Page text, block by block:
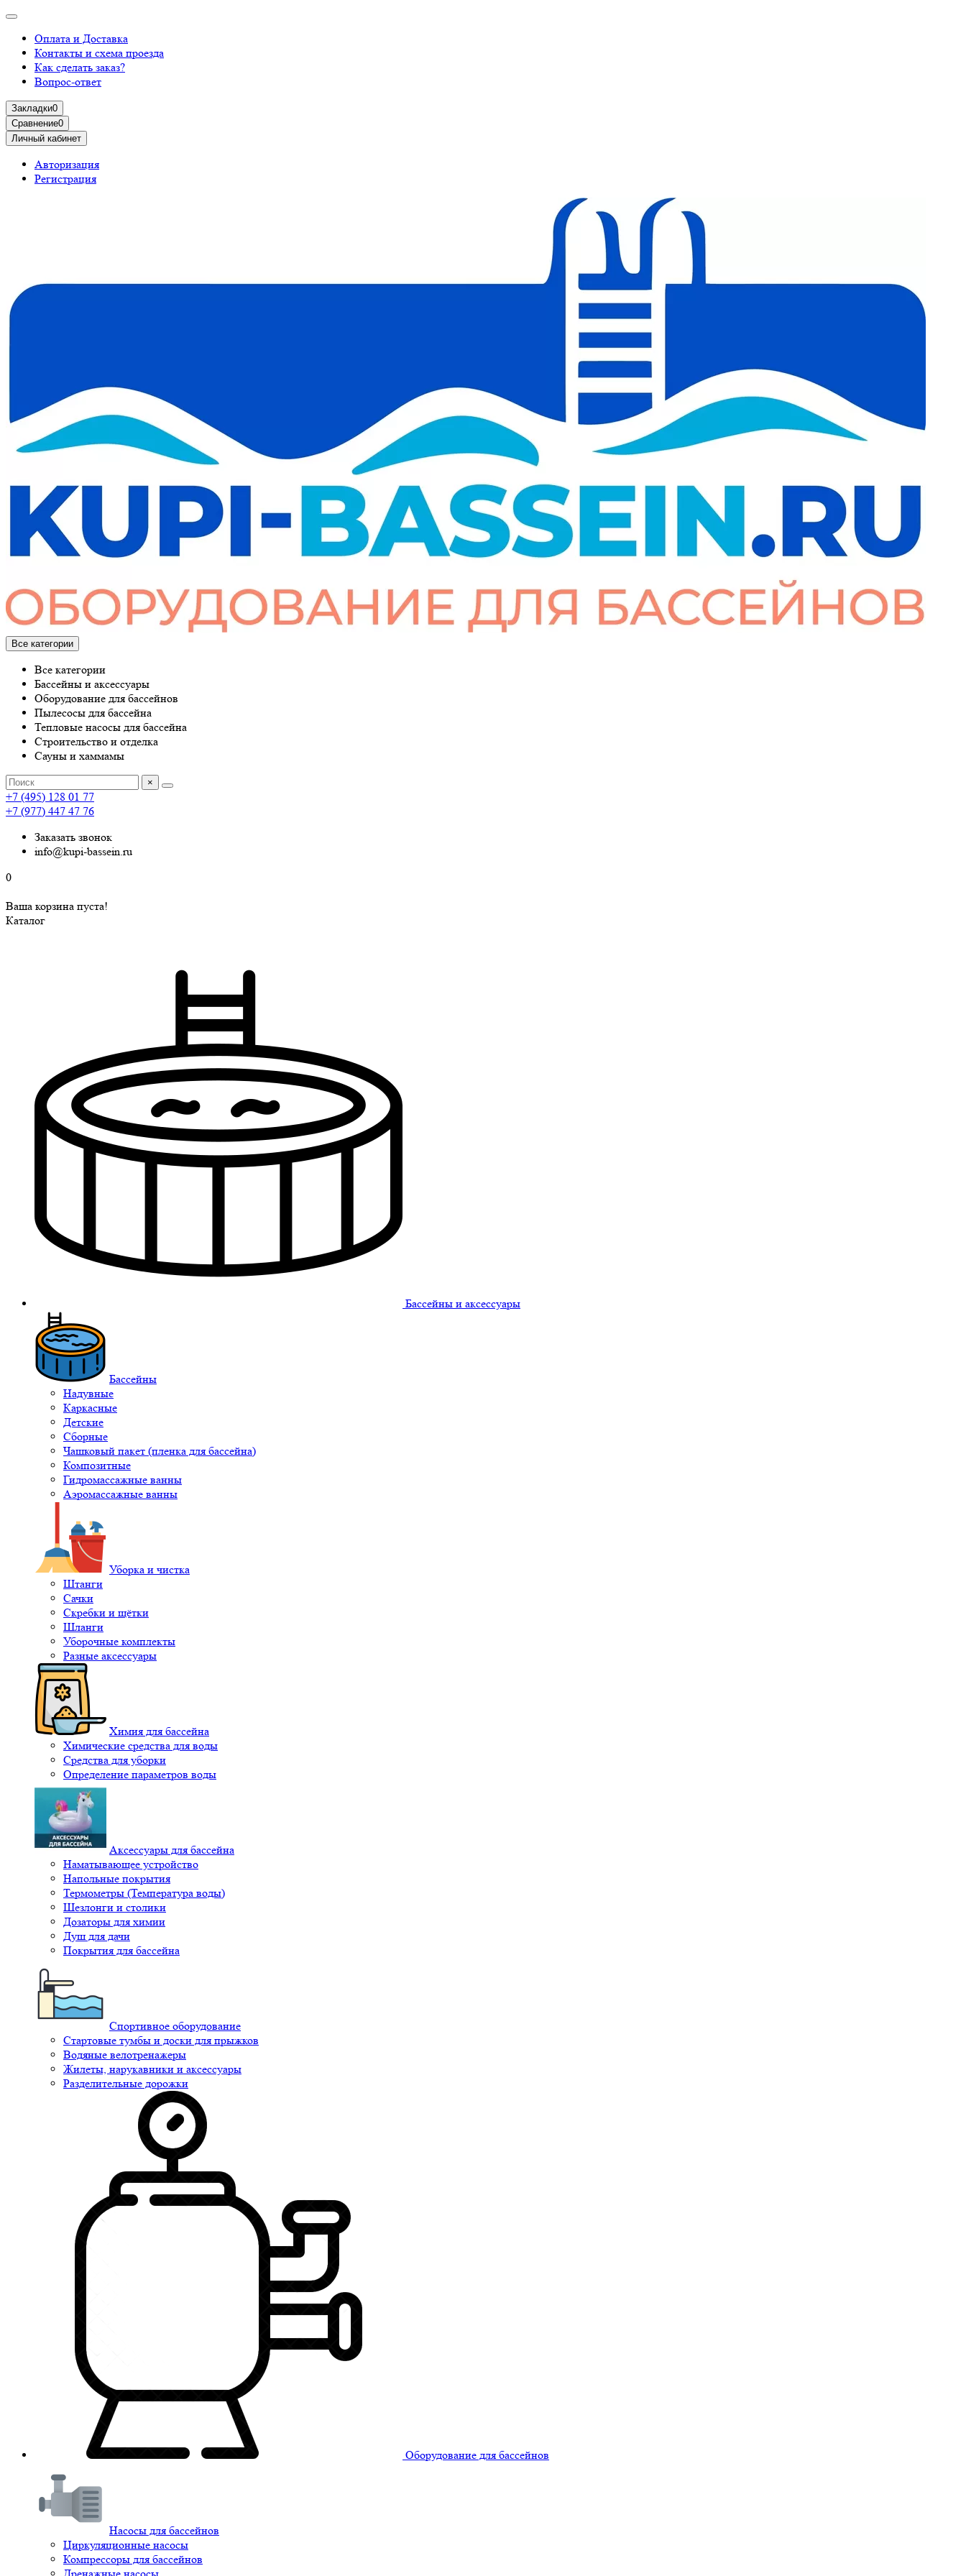
Оплата и Доставка
Контакты и схема проезда
Как сделать заказ?
Вопрос-ответ
Закладки0
Сравнение0
Личный кабинет
Авторизация
Регистрация
Все категории
Все категории
Бассейны и аксессуары
Оборудование для бассейнов
Пылесосы для бассейна
Тепловые насосы для бассейна
Строительство и отделка
Сауны и хаммамы
×
+7 (495) 128 01 77
+7 (977) 447 47 76
Заказать звонок
info@kupi-bassein.ru
0
Ваша корзина пуста!
Каталог
Бассейны и аксессуары
Бассейны
Надувные
Каркасные
Детские
Сборные
Чашковый пакет (пленка для бассейна)
Композитные
Гидромассажные ванны
Аэромассажные ванны
Уборка и чистка
Штанги
Сачки
Скребки и щётки
Шланги
Уборочные комплекты
Разные аксессуары
Химия для бассейна
Химические средства для воды
Средства для уборки
Определение параметров воды
Аксессуары для бассейна
Наматывающее устройство
Напольные покрытия
Термометры (Температура воды)
Шезлонги и столики
Дозаторы для химии
Душ для дачи
Покрытия для бассейна
Спортивное оборудование
Стартовые тумбы и доски для прыжков
Водяные велотренажеры
Жилеты, нарукавники и аксессуары
Разделительные дорожки
Оборудование для бассейнов
Насосы для бассейнов
Циркуляционные насосы
Компрессоры для бассейнов